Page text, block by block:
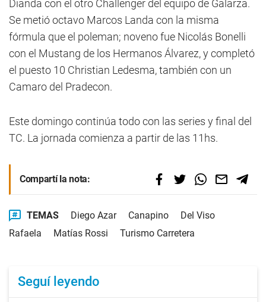
Dianda con el otro Challenger del equipo de Galarza.
Se metió octavo Marcos Landa con la misma
fórmula que el poleman; noveno fue Nicolás Bonelli
con el Mustang de los Hermanos Álvarez, y completó
el puesto 10 Christian Ledesma, también con un
Camaro del Pradecon.
Este domingo continúa todo con las series y final del
TC. La jornada comienza a partir de las 11hs.
Compartí la nota:
TEMAS Diego Azar Canapino
Del Viso
Rafaela
Matías Rossi Turismo Carretera
Seguí leyendo